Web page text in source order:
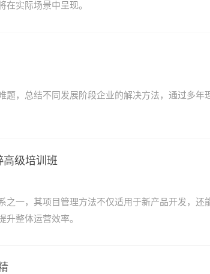
在实际场景中呈现。
题，总结不同发展阶段企业的解决方法，通过多年
高级培训班
之一，其项目管理方法不仅适用于新产品开发，还
升整体运营效率。